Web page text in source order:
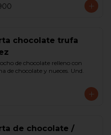
chocolate trufa
de chocolate relleno con
de chocolate y nueces. Und.
de chocolate /